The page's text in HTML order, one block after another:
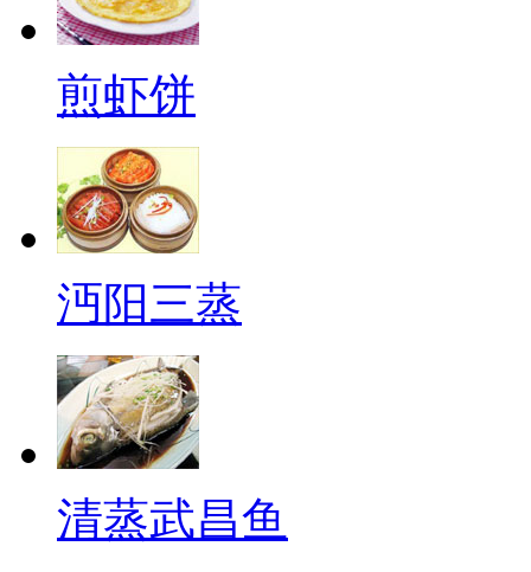
煎虾饼
沔阳三蒸
清蒸武昌鱼